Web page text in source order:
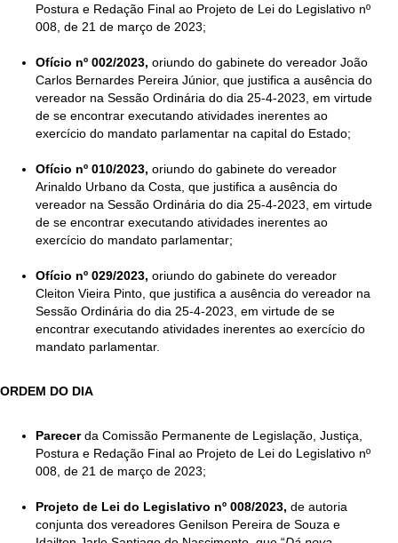
Postura e Redação Final ao Projeto de Lei do Legislativo nº
008, de 21 de março de 2023;
Ofício nº 002/2023, oriundo do gabinete do vereador João
Carlos Bernardes Pereira Júnior, que justifica a ausência do
vereador na Sessão Ordinária do dia 25-4-2023, em virtude
de se encontrar executando atividades inerentes ao
exercício do mandato parlamentar na capital do Estado;
Ofício nº 010/2023, oriundo do gabinete do vereador
Arinaldo Urbano da Costa, que justifica a ausência do
vereador na Sessão Ordinária do dia 25-4-2023, em virtude
de se encontrar executando atividades inerentes ao
exercício do mandato parlamentar;
Ofício nº 029/2023, oriundo do gabinete do vereador
Cleiton Vieira Pinto, que justifica a ausência do vereador na
Sessão Ordinária do dia 25-4-2023, em virtude de se
encontrar executando atividades inerentes ao exercício do
mandato parlamentar.
ORDEM DO DIA
Parecerda Comissão Permanente de Legislação, Justiça,
Postura e Redação Final ao Projeto de Lei do Legislativo nº
008, de 21 de março de 2023;
Projeto de Lei do Legislativo nº 008/2023, de autoria
conjunta dos vereadores Genilson Pereira de Souza e